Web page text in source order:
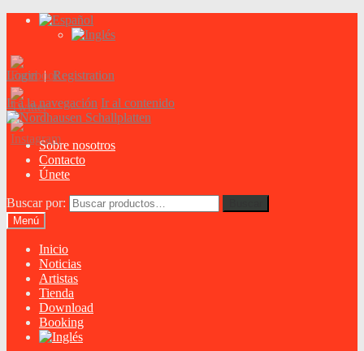
Login|Registration
Ir a la navegación Ir al contenido
Sobre nosotros
Contacto
Únete
Buscar por:
Menú
Inicio
Noticias
Artistas
Tienda
Download
Booking